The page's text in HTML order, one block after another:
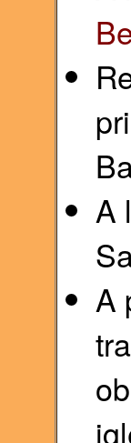
A
A